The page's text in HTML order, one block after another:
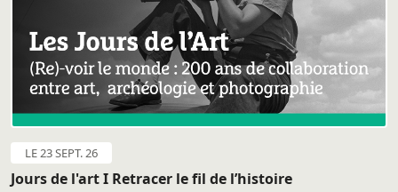
LE 23 SEPT. 26
Jours de l'art I Retracer le fil de l’histoire